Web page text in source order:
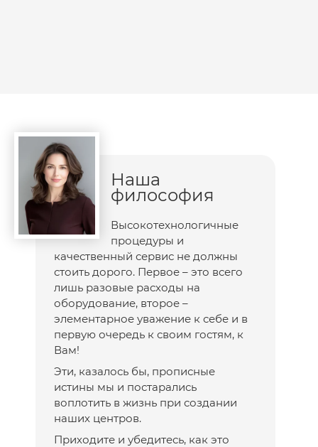
Наша
философия
Высокотехнологичные
процедуры и
качественный сервис не должны
стоить дорого. Первое – это всего
лишь разовые расходы на
оборудование, второе –
элементарное уважение к себе и в
первую очередь к своим гостям, к
Вам!
Эти, казалось бы, прописные
истины мы и постарались
воплотить в жизнь при создании
наших центров.
Приходите и убедитесь, как это